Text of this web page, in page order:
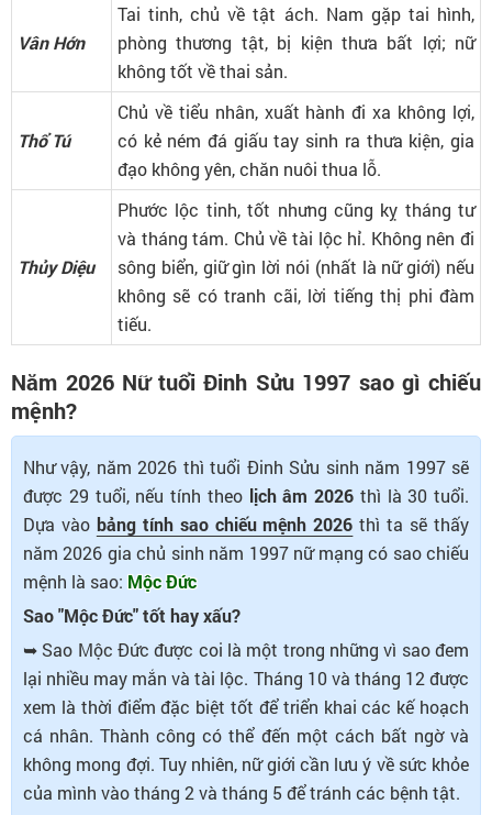
Vân Hớn
Tai tinh, chủ về tật ách. Nam gặp tai hình,
phòng thương tật, bị kiện thưa bất lợi; nữ
không tốt về thai sản.
Thổ Tú
Chủ về tiểu nhân, xuất hành đi xa không lợi,
có kẻ ném đá giấu tay sinh ra thưa kiện, gia
đạo không yên, chăn nuôi thua lỗ.
Thủy Diệu
Phước lộc tinh, tốt nhưng cũng kỵ tháng tư
và tháng tám. Chủ về tài lộc hỉ. Không nên đi
sông biển, giữ gìn lời nói (nhất là nữ giới) nếu
không sẽ có tranh cãi, lời tiếng thị phi đàm
tiếu.
Năm 2026 Nữ tuổi Đinh Sửu 1997 sao gì chiếu
mệnh?
Như vậy, năm 2026 thì tuổi Đinh Sửu sinh năm 1997 sẽ
được 29 tuổi, nếu tính theo lịch âm 2026 thì là 30 tuổi.
Dựa vào bảng tính sao chiếu mệnh 2026 thì ta sẽ thấy
năm 2026 gia chủ sinh năm 1997 nữ mạng có sao chiếu
mệnh là sao: Mộc Đức
Sao "Mộc Đức" tốt hay xấu?
➥ Sao Mộc Đức được coi là một trong những vì sao đem
lại nhiều may mắn và tài lộc. Tháng 10 và tháng 12 được
xem là thời điểm đặc biệt tốt để triển khai các kế hoạch
cá nhân. Thành công có thể đến một cách bất ngờ và
không mong đợi. Tuy nhiên, nữ giới cần lưu ý về sức khỏe
của mình vào tháng 2 và tháng 5 để tránh các bệnh tật.